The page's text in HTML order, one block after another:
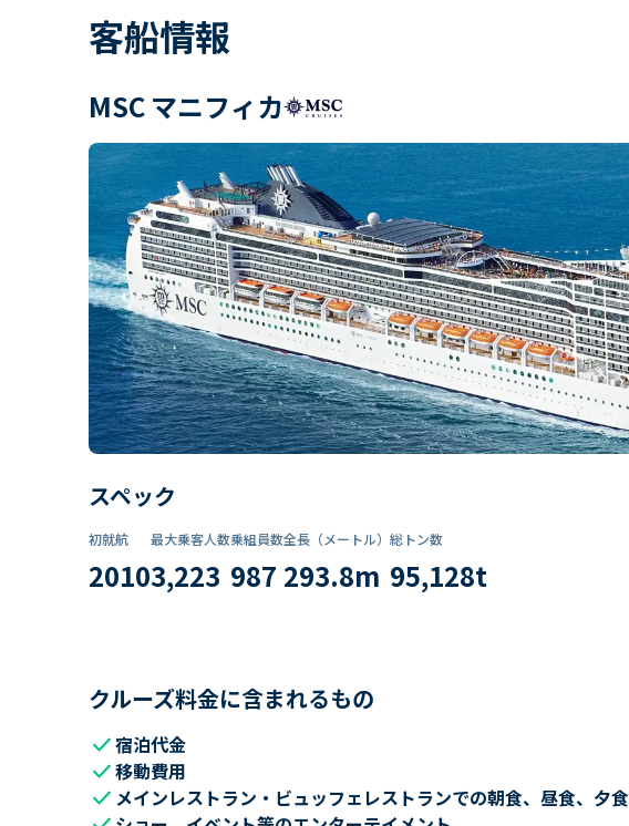
客船情報
MSC マニフィカ
スペック
初就航
2010
最大乗客人数
3,223
乗組員数​
987
全長（メートル）
293.8m
総トン数​
95,128t
クルーズ料金に含まれるもの
check宿泊代金
check移動費用
check メインレストラン・ビュッフェレストランでの朝食、昼食、夕食